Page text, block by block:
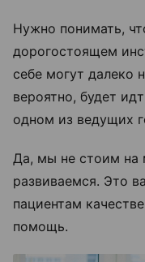
Нужно понимать,
дорогостоящем
себе могут далеко
вероятно, будет
одном из ведущих
Да, мы не стоим на
развиваемся. Это
пациентам
помощь.